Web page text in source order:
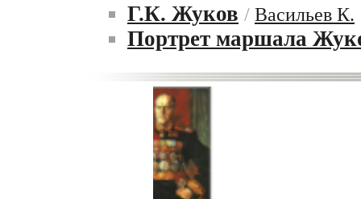
Г.К. Жуков / Васильев К.
Портрет маршала